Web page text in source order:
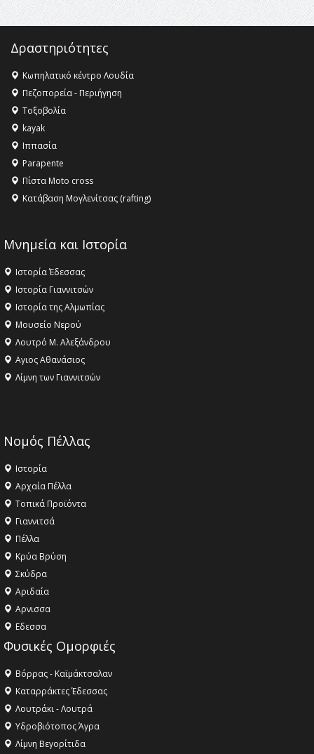
16:35 -Το πρόγραμμα του ΠΑΟΚ στον δεύτερο γύρο του
16:27 - Όλυμπος: Εντάχθηκε στον Κατάλογο Παγκόσμιας
Κληρονομιάς της UNESCO – Ομόφωνη η απόφαση Ο
Όλυμπος αναγνωρίστηκε ως φυσικό και πολιτιστικό
αγαθό εξέχουσας οικουμενικής αξίας για την
ανθρωπότητα
16:18 -
ΣΤΗΝ ΕΔΕΣΣΑ
Δραστηριότητες
Κωπηλατικό κέντρο Λουδία
Πεζοπορεία - Περιήγηση
Τοξοβολία
kayak
Ιππασία
Parapente
Πίστα Moto cross
Κατάβαση Μογλενίτσας (rafting)
Μνημεία και Ιστορία
Ιστορία Έδεσσας
Ιστορία Γιαννιτσών
Ιστορία της Αλμωπίας
Μουσείο Νερού
Λουτρό Μ. Αλεξάνδρου
Αγιος Αθανάσιος
Λίμνη των Γιαννιτσών
Νομός Πέλλας
Ιστορία
Αρχαία Πέλλα
Τοπικά Προϊόντα
Γιαννιτσά
Πέλλα
Κρύα Βρύση
Σκύδρα
Αριδαία
Aρνισσα
Eδεσσα
Φυσικές Ομορφιές
Βόρρας - Καϊμάκτσαλαν
Καταρράκτες Έδεσσας
Λουτράκι - Λουτρά
Υδροβιότοπος Άγρα
Λίμνη Βεγορίτιδα